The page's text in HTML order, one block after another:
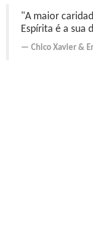
"A maior
Espírita é a sua
Chico Xavier &